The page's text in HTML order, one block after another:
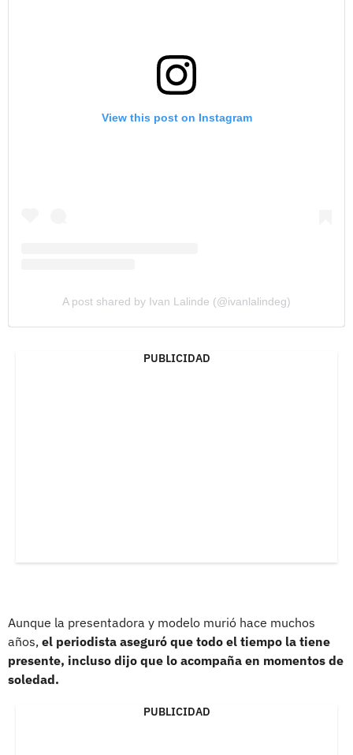
View this post on Instagram
A post shared by Ivan Lalinde (@ivanlalindeg)
PUBLICIDAD
Aunque la presentadora y modelo murió hace muchos
años, el periodista aseguró que todo el tiempo la tiene
presente, incluso dijo que lo acompaña en momentos de
soledad.
PUBLICIDAD